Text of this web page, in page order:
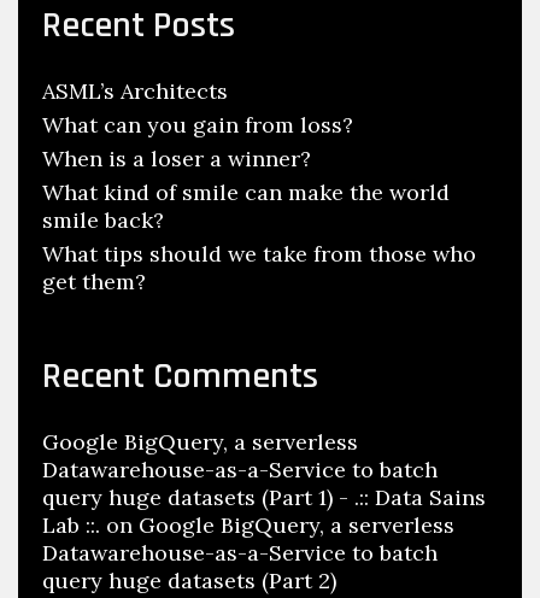
Recent Posts
ASML’s Architects
What can you gain from loss?
When is a loser a winner?
What kind of smile can make the world
smile back?
What tips should we take from those who
get them?
Recent Comments
Google BigQuery, a serverless
Datawarehouse-as-a-Service to batch
query huge datasets (Part 1) - .:: Data Sains
Lab ::. on Google BigQuery, a serverless
Datawarehouse-as-a-Service to batch
query huge datasets (Part 2)